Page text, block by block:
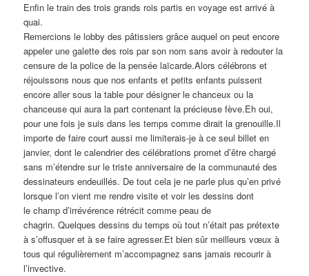
Enfin le train des trois grands rois partis en voyage est arrivé à
quai.
Remercions le lobby des pâtissiers grâce auquel on peut encore
appeler une galette des rois par son nom sans avoir à redouter la
censure de la police de la pensée laïcarde.Alors célébrons et
réjouissons nous que nos enfants et petits enfants puissent
encore aller sous la table pour désigner le chanceux ou la
chanceuse qui aura la part contenant la précieuse fève.Eh oui,
pour une fois je suis dans les temps comme dirait la grenouille.Il
importe de faire court aussi me limiterais-je à ce seul billet en
janvier, dont le calendrier des célébrations promet d’être chargé
sans m’étendre sur le triste anniversaire de la communauté des
dessinateurs endeuillés. De tout cela je ne parle plus qu’en privé
lorsque l’on vient me rendre visite et voir les dessins dont
le champ d’irrévérence rétrécit comme peau de
chagrin. Quelques dessins du temps où tout n’était pas prétexte
à s’offusquer et à se faire agresser.Et bien sûr meilleurs vœux à
tous qui régulièrement m’accompagnez sans jamais recourir à
l’invective.